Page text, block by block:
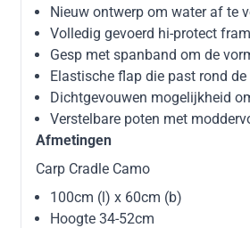
Nieuw ontwerp om water af te
Volledig gevoerd hi-protect
Gesp met spanband om de
Elastische flap die past rond
Dichtgevouwen mogelijkheid
Verstelbare poten met
Afmetingen
Carp Cradle Camo
100cm (l) x 60cm (b)
Hoogte 34-52cm